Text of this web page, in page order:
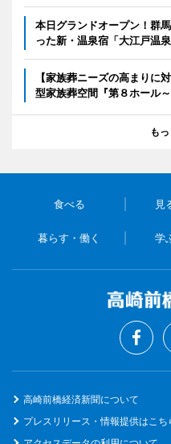
本日グランドオープン！群
った新・温泉宿「大江戸温
【家族葬ニーズの高まりに
型家族葬空間『第８ホール
も
食べる 見
暮らす・働く 学
高崎前橋経済新聞について
プレスリリース・情報提供はこち